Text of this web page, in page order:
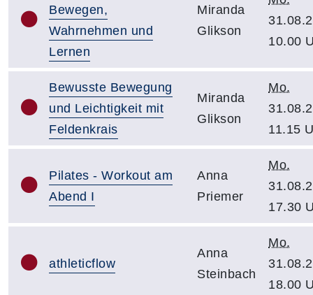
Bewegen,
Wahrnehmen und
Lernen
Miranda
Glikson
10.00
Bewusste Bewegung
und Leichtigkeit mit
Feldenkrais
Miranda
Glikson
Mo.
11.15
Pilates - Workout am
Abend I
Anna
Priemer
Mo.
17.30
athleticflow
Anna
Steinbach
Mo.
18.00